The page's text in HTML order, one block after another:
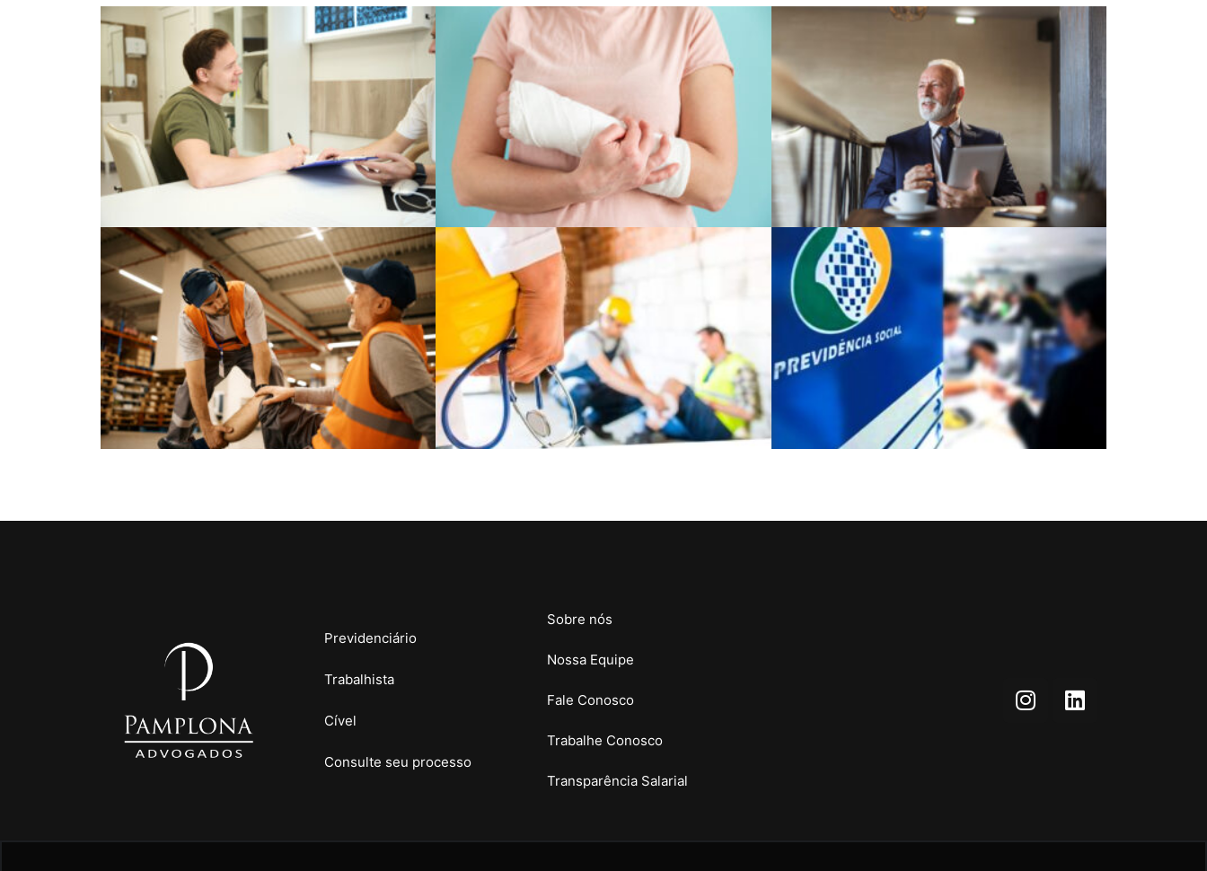
Previdenciário
Trabalhista
Cível
Consulte seu processo
Sobre nós
Nossa Equipe
Fale Conosco
Trabalhe Conosco
Transparência Salarial